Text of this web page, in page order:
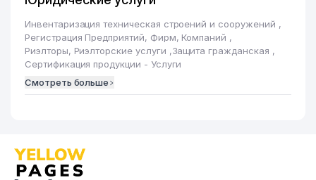
Инвентаризация техническая строений и сооружений ,
Регистрация Предприятий, Фирм, Компаний ,
Риэлторы, Риэлторские услуги ,Защита гражданская ,
Сертификация продукции - Услуги
Смотреть больше